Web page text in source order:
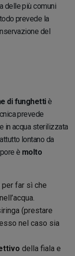
delle più comuni
prevede la
del
di funghettiè
prevede
in acqua sterilizzata
lontano da
è molto
far sì che
(prestare
nel caso sia
della fiala e